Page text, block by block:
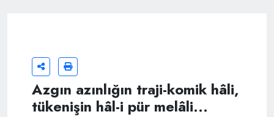
Azgın azınlığın traji-komik hâli,
tükenişin hâl-i pür melâli...